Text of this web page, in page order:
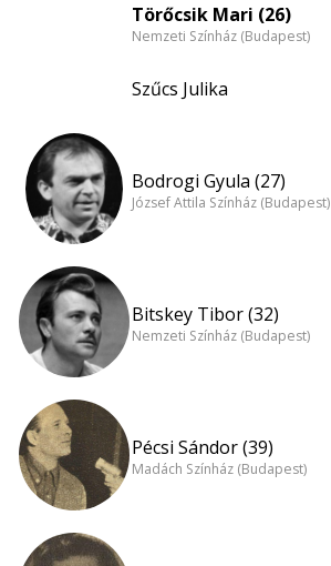
Törőcsik Mari (26)
Nemzeti Színház (Budapest)
Szűcs Julika
Bodrogi Gyula (27)
József Attila Színház (Budapest)
Bitskey Tibor (32)
Nemzeti Színház (Budapest)
Pécsi Sándor (39)
Madách Színház (Budapest)